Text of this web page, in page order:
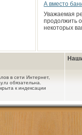
А вместо
Уважаемая
продолжить
некоторых
в сети Интернет,
обязательна.
к индексации